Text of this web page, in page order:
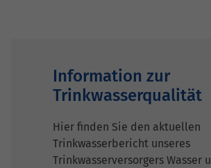
Information zur
Trinkwasserqualität
Hier finden Sie den aktuellen
Trinkwasserbericht unseres
Trinkwasserversorgers Wasser